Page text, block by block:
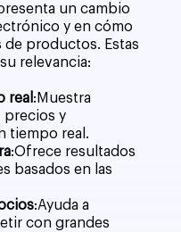
un cambio
y en cómo
de productos. Estas
relevancia:
real :Muestra
precios y
tiempo real.
:Ofrece resultados
basados en las
:Ayuda a
con grandes